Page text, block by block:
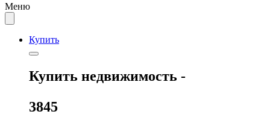
Меню
Купить
Купить недвижимость -
3845